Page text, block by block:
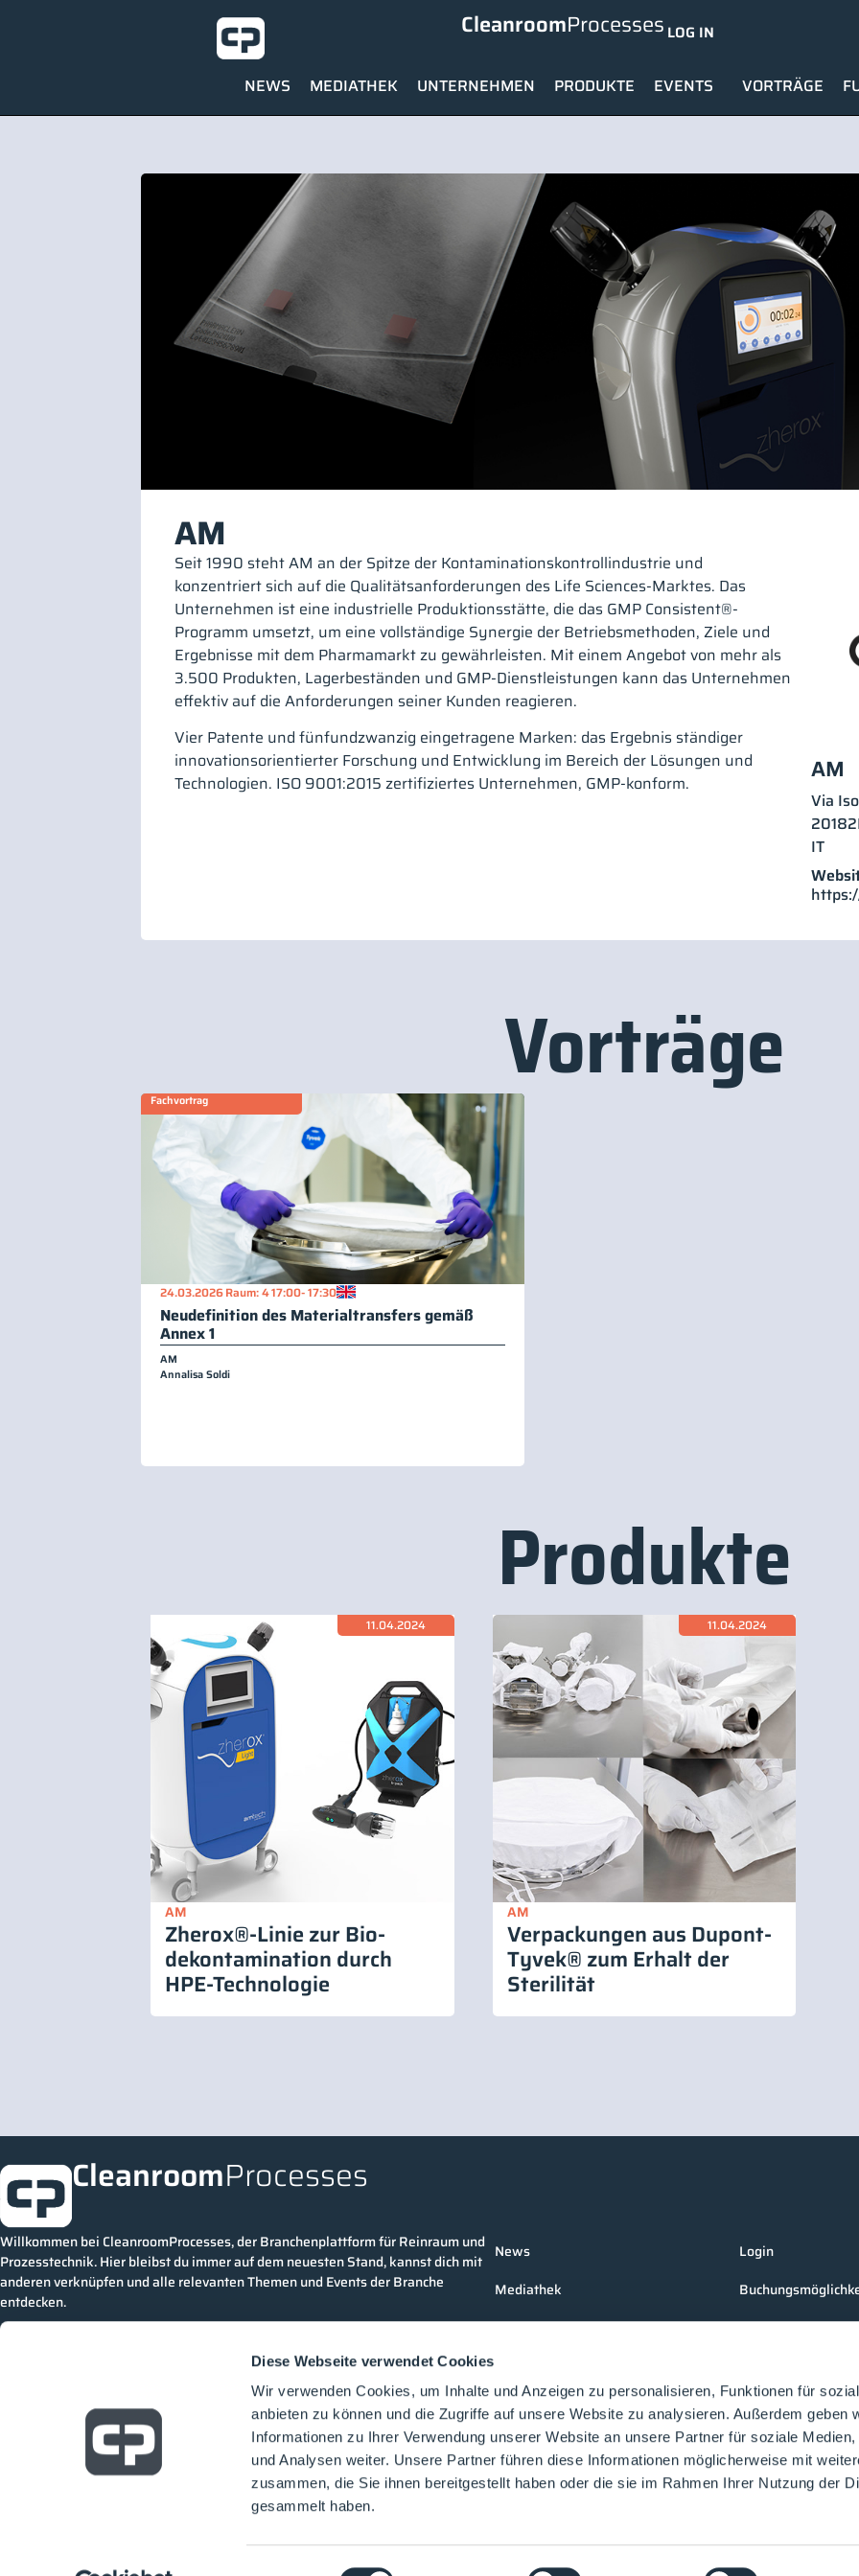
Diese Webseite verwendet Cookies
Wir verwenden Cookies, um Inhalte und Anzeigen zu personalisieren, Funktionen für
anbieten zu können und die Zugriffe auf unsere Website zu analysieren. Außerdem geben
Informationen zu Ihrer Verwendung unserer Website an unsere Partner für soziale Medien,
und Analysen weiter. Unsere Partner führen diese Informationen möglicherweise mit
zusammen, die Sie ihnen bereitgestellt haben oder die sie im Rahmen Ihrer Nutzung der
gesammelt haben.
Einwilligungsauswahl
CleanroomProcesses LOG IN
NEWS MEDIATHEK UNTERNEHMEN PRODUKTE EVENTS VORTRÄGE
AM
Seit 1990 steht AM an der Spitze der Kontaminationskontrollindustrie und
konzentriert sich auf die Qualitätsanforderungen des Life Sciences-Marktes. Das
Unternehmen ist eine industrielle Produktionsstätte, die das GMP Consistent®-
Programm umsetzt, um eine vollständige Synergie der Betriebsmethoden, Ziele und
Ergebnisse mit dem Pharmamarkt zu gewährleisten. Mit einem Angebot von mehr als
3.500 Produkten, Lagerbeständen und GMP-Dienstleistungen kann das Unternehmen
effektiv auf die Anforderungen seiner Kunden reagieren.
Vier Patente und fünfundzwanzig eingetragene Marken: das Ergebnis ständiger
innovationsorientierter Forschung und Entwicklung im Bereich der Lösungen und
Technologien. ISO 9001:2015 zertifiziertes Unternehmen, GMP-konform.
AM
Via
20182
IT
Vorträge
Fachvortrag
24.03.2026Raum: 417:00- 17:30
Neudefinition des Materialtransfers gemäß
Annex 1
AM
Annalisa Soldi
Produkte
11.04.2024
AM
Zherox®-Linie zur Bio-
dekontamination durch
HPE-Technologie
11.04.2024
AM
Verpackungen aus Dupont-
Tyvek® zum Erhalt der
Sterilität
CleanroomProcesses
Willkommen bei CleanroomProcesses, der Branchenplattform für Reinraum und
Prozesstechnik. Hier bleibst du immer auf dem neuesten Stand, kannst dich mit
anderen verknüpfen und alle relevanten Themen und Events der Branche
entdecken.
News
Mediathek
Unternehmen
Events
Vorträge
Future-Faces
Login
Medienformate
©2025 cleanroom-processes.de